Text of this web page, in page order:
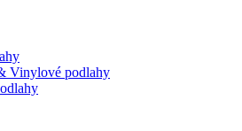
Vinylové podlahy